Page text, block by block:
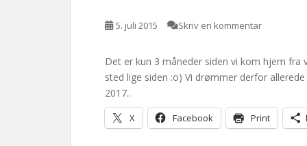
5. juli 2015 Skriv en kommentar
Det er kun 3 måneder siden vi kom hjem
sted lige siden :o) Vi drømmer derfor
2017..
X Facebook Print